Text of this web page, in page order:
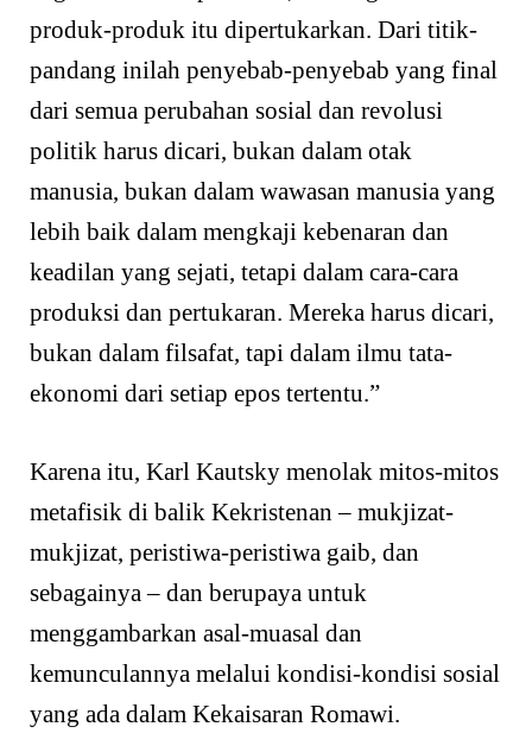
produk-produk itu dipertukarkan. Dari titik-
pandang inilah penyebab-penyebab yang final
dari semua perubahan sosial dan revolusi
politik harus dicari, bukan dalam otak
manusia, bukan dalam wawasan manusia yang
lebih baik dalam mengkaji kebenaran dan
keadilan yang sejati, tetapi dalam cara-cara
produksi dan pertukaran. Mereka harus dicari,
bukan dalam filsafat, tapi dalam ilmu tata-
ekonomi dari setiap epos tertentu.”
Karena itu, Karl Kautsky menolak mitos-mitos
metafisik di balik Kekristenan – mukjizat-
mukjizat, peristiwa-peristiwa gaib, dan
sebagainya – dan berupaya untuk
menggambarkan asal-muasal dan
kemunculannya melalui kondisi-kondisi sosial
yang ada dalam Kekaisaran Romawi.